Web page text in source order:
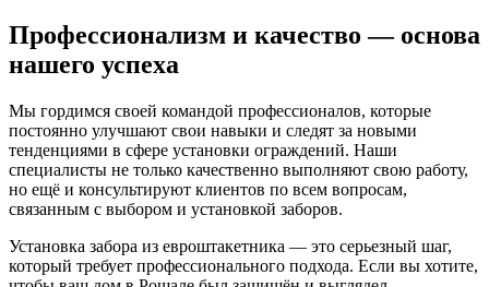
Профессионализм и качество — основа
нашего успеха
Мы гордимся своей командой профессионалов, которые
постоянно улучшают свои навыки и следят за новыми
тенденциями в сфере установки ограждений. Наши
специалисты не только качественно выполняют свою работу,
но ещё и консультируют клиентов по всем вопросам,
связанным с выбором и установкой заборов.
Установка забора из евроштакетника — это серьезный шаг,
который требует профессионального подхода. Если вы хотите,